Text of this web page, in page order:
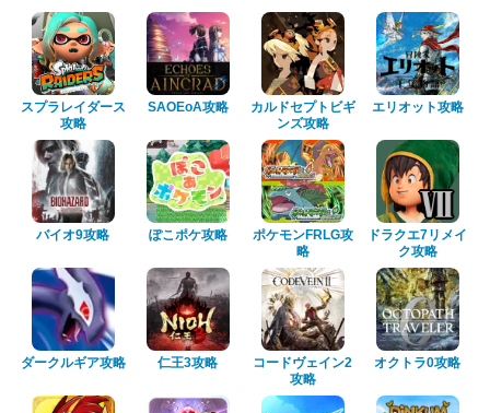
スプラレイダース
攻略
SAOEoA攻略
カルドセプトビギ
ンズ攻略
エリオット攻略
バイオ9攻略 ぽこポケ攻略
ポケモンFRLG攻
略
ドラクエ7リメイ
ク攻略
ダークルギア攻略 仁王3攻略
コードヴェイン2
攻略
オクトラ0攻略